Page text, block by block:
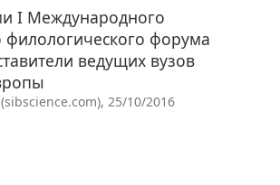
I Международного
филологического форума
ведущих вузов
25/10/2016